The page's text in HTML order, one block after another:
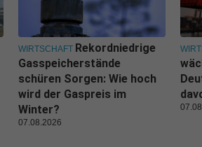
WIRTSCHAFT Rekordniedrige
Gasspeicherstände
schüren Sorgen: Wie hoch
wird der Gaspreis im
Winter?
07.08.2026